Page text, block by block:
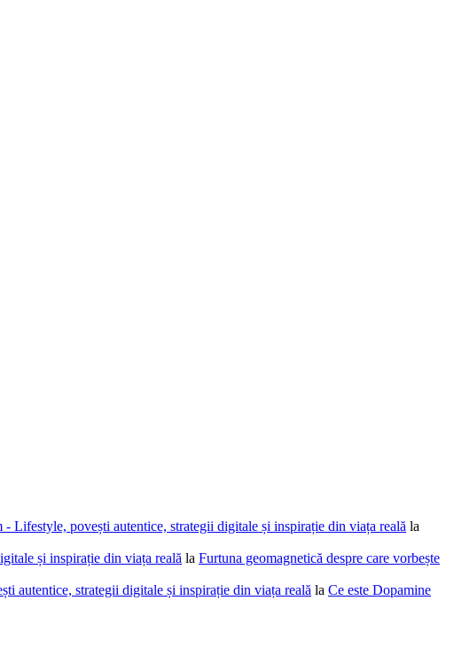
Lifestyle, povești autentice, strategii digitale și inspirație din viața reală la
și inspirație din viața reală la Furtuna geomagnetică despre care vorbește
autentice, strategii digitale și inspirație din viața reală la Ce este Dopamine